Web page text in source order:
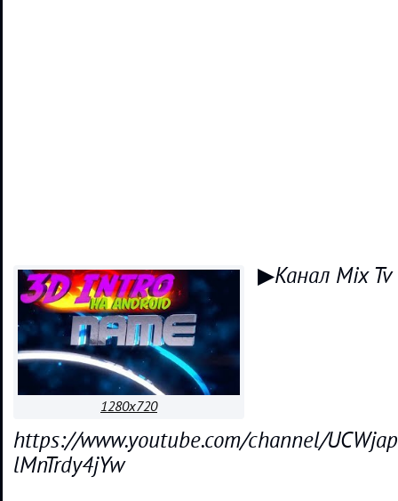
1280x720
▶Канал Mix Tv
https://www.youtube.com/channel/
lMnTrdy4jYw